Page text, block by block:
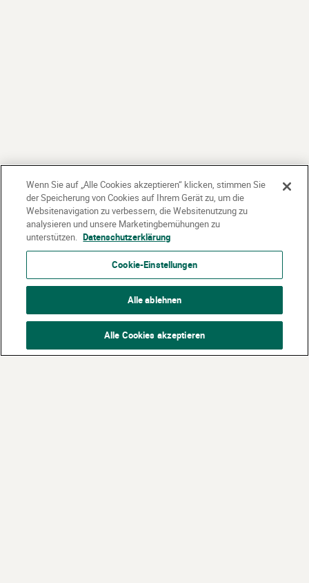
Wenn Sie auf „Alle Cookies akzeptieren“ klicken, stimmen Sie
der Speicherung von Cookies auf Ihrem Gerät zu, um die
Websitenavigation zu verbessern, die Websitenutzung zu
analysieren und unsere Marketingbemühungen zu
unterstützen. Datenschutzerklärung
Cookie-Einstellungen
Alle ablehnen
Alle Cookies akzeptieren